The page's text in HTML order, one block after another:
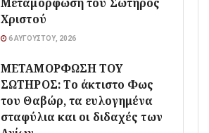
Μεταμόρφωση του Σωτήρος
Χριστού
6 ΑΥΓΟΎΣΤΟΥ, 2026
ΜΕΤΑΜΟΡΦΩΣΗ ΤΟΥ
ΣΩΤΗΡΟΣ: Το άκτιστο Φως
του Θαβώρ, τα ευλογημένα
σταφύλια και οι διδαχές των